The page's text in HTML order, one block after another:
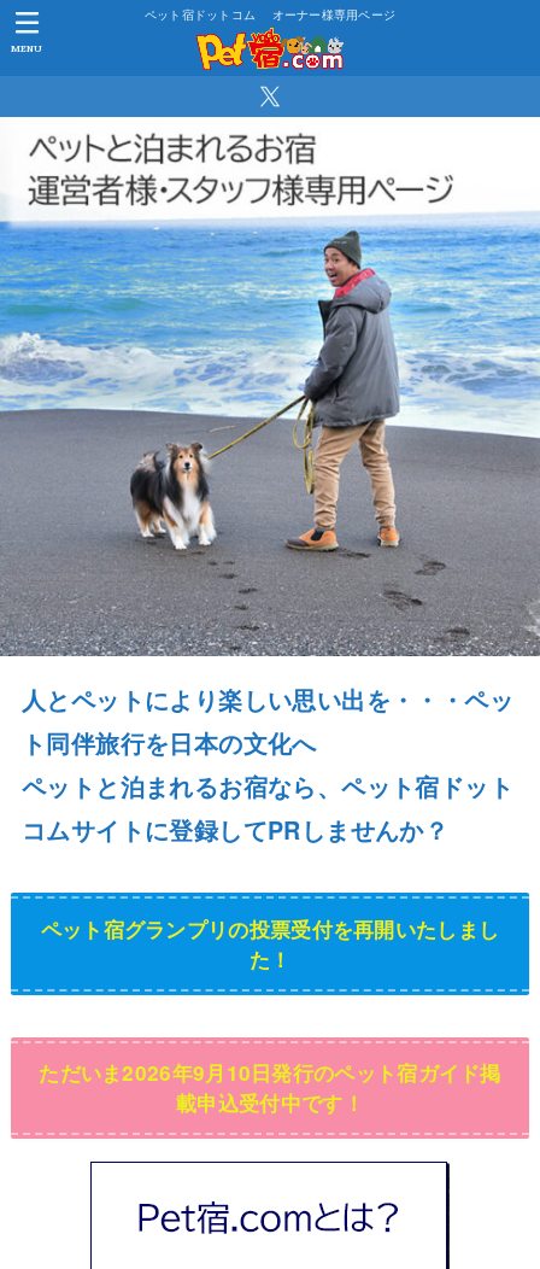
ペット宿ドットコム オーナー様専用ページ
MENU
人とペットにより楽しい思い出を・・・ペッ
ト同伴旅行を日本の文化へ
ペットと泊まれるお宿なら、ペット宿ドット
コムサイトに登録してPRしませんか？
ペット宿グランプリの投票受付を再開いたしまし
た！
ただいま2026年9月10日発行のペット宿ガイド掲
載申込受付中です！